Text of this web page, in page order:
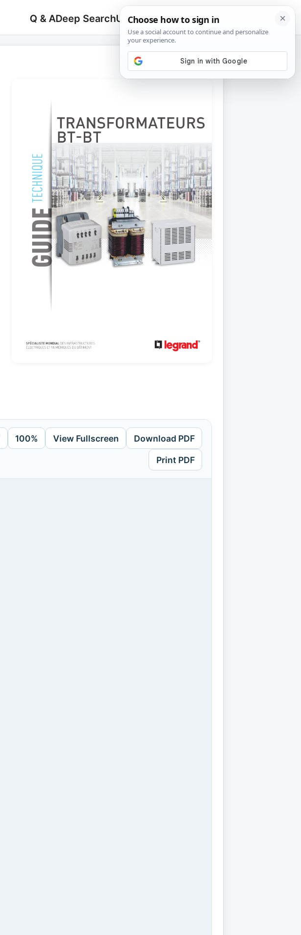
Q & ADeep SearchUpload
Search
for:
🔍
100% View Fullscreen Download PDF
Print PDF